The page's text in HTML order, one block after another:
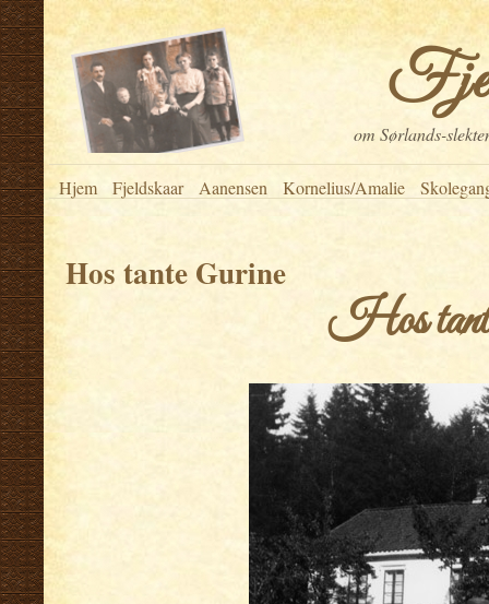
om Sørlands-
Hjem Fjeldskaar Aanensen Kornelius/Amalie
Hos tante Gurine
Hos